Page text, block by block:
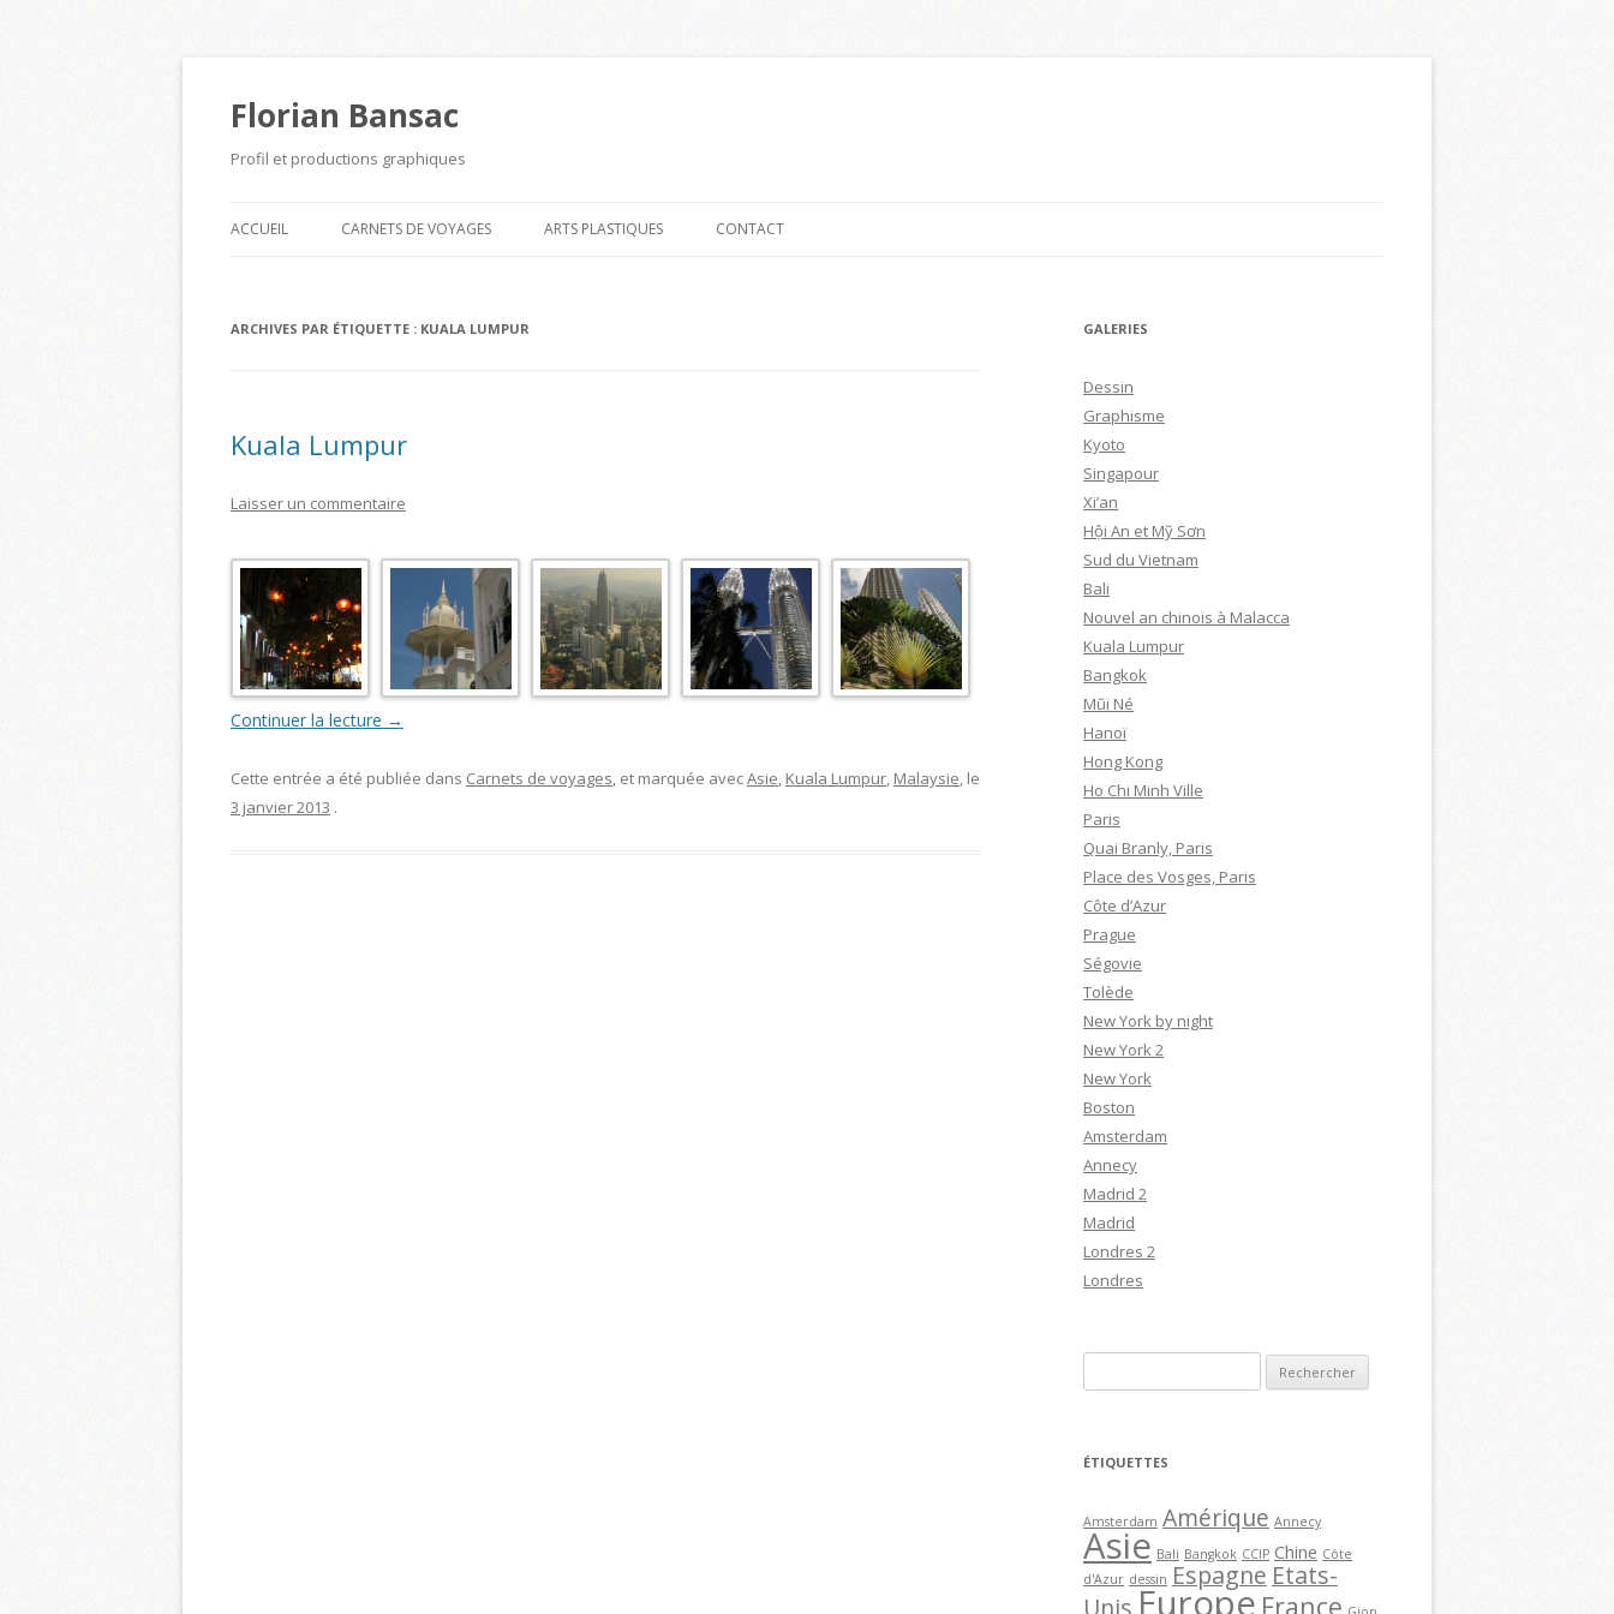
Florian Bansac
Profil et productions graphiques
ACCUEIL CARNETS DE VOYAGES ARTS PLASTIQUES CONTACT
ARCHIVES PAR ÉTIQUETTE : KUALA LUMPUR
Kuala Lumpur
Laisser un commentaire
Continuer la lecture →
Cette entrée a été publiée dans Carnets de voyages, et marquée avecAsie, Kuala Lumpur, Malaysie, le
3 janvier 2013 .
GALERIES
Dessin
Graphisme
Kyoto
Singapour
Xi’an
Hội An et Mỹ Sơn
Sud du Vietnam
Bali
Nouvel an chinois à Malacca
Kuala Lumpur
Bangkok
Mũi Né
Hanoï
Hong Kong
Ho Chi Minh Ville
Paris
Quai Branly, Paris
Place des Vosges, Paris
Côte d’Azur
Prague
Ségovie
Tolède
New York by night
New York 2
New York
Boston
Amsterdam
Annecy
Madrid 2
Madrid
Londres 2
Londres
e
h
c
h
e
ÉTIQUETTES
Amsterdam Amérique Annecy
Asie Bali Bangkok CCIP Chine Côte
d'Azur dessin Espagne Etats-
Unis Europe France